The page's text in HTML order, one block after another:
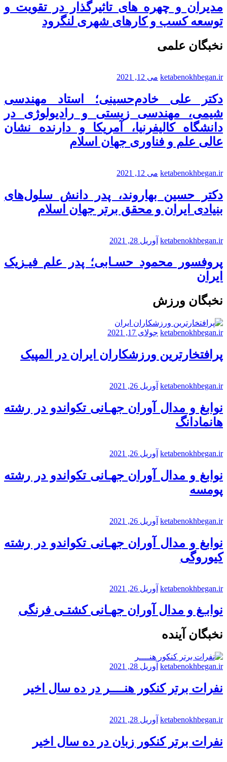
مدیران و چهره های تاثیرگذار در تقویت و
توسعه کسب و کارهای شهری لنگرود
نخبگان علمی
ketabenokhbegan.ir می 12, 2021
دکتر علی خادم‌حسینی؛ استاد مهندسی
شیمی، مهندسی زیستی و رادیولوژی در
دانشگاه کالیفرنیا، آمریکا و دارنده نشان
عالی علم و فناوری جهان اسلام
ketabenokhbegan.ir می 12, 2021
دکتر حسین بهاروند، پدر دانش سلول‌های
بنیادی ایران و محقق برتر جهان اسلام
ketabenokhbegan.ir آوریل 28, 2021
پروفسور محمود حسـابی؛ پدر علم فیـزیک
ایران
نخبگان ورزش
ketabenokhbegan.ir جولای 17, 2021
پرافتخارترین ورزشکاران ایران در المپیک
ketabenokhbegan.ir آوریل 26, 2021
نوابغ و مدال آوران جهـانی تکواندو در رشته
هانمادانگ
ketabenokhbegan.ir آوریل 26, 2021
نوابغ و مدال آوران جهـانی تکواندو در رشته
پومسه
ketabenokhbegan.ir آوریل 26, 2021
نوابغ و مدال آوران جهـانی تکواندو در رشته
کیوروگی
ketabenokhbegan.ir آوریل 26, 2021
نوابـغ و مدال آوران جهـانی کشتـی فرنگی
نخبگان آینده
ketabenokhbegan.ir آوریل 28, 2021
نفرات برتر کنکور هنــــر در ده سال اخیر
ketabenokhbegan.ir آوریل 28, 2021
نفرات برتر کنکور زبان در ده سال اخیر